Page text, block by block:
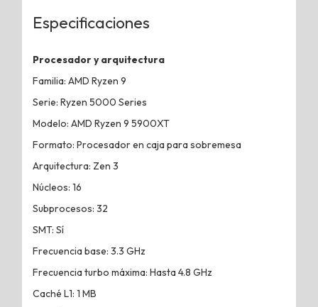
Especificaciones
Procesador y arquitectura
Familia: AMD Ryzen 9
Serie: Ryzen 5000 Series
Modelo: AMD Ryzen 9 5900XT
Formato: Procesador en caja para sobremesa
Arquitectura: Zen 3
Núcleos: 16
Subprocesos: 32
SMT: Sí
Frecuencia base: 3.3 GHz
Frecuencia turbo máxima: Hasta 4.8 GHz
Caché L1: 1 MB